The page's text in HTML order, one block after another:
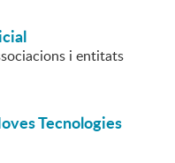
i entitats
Tecnologies